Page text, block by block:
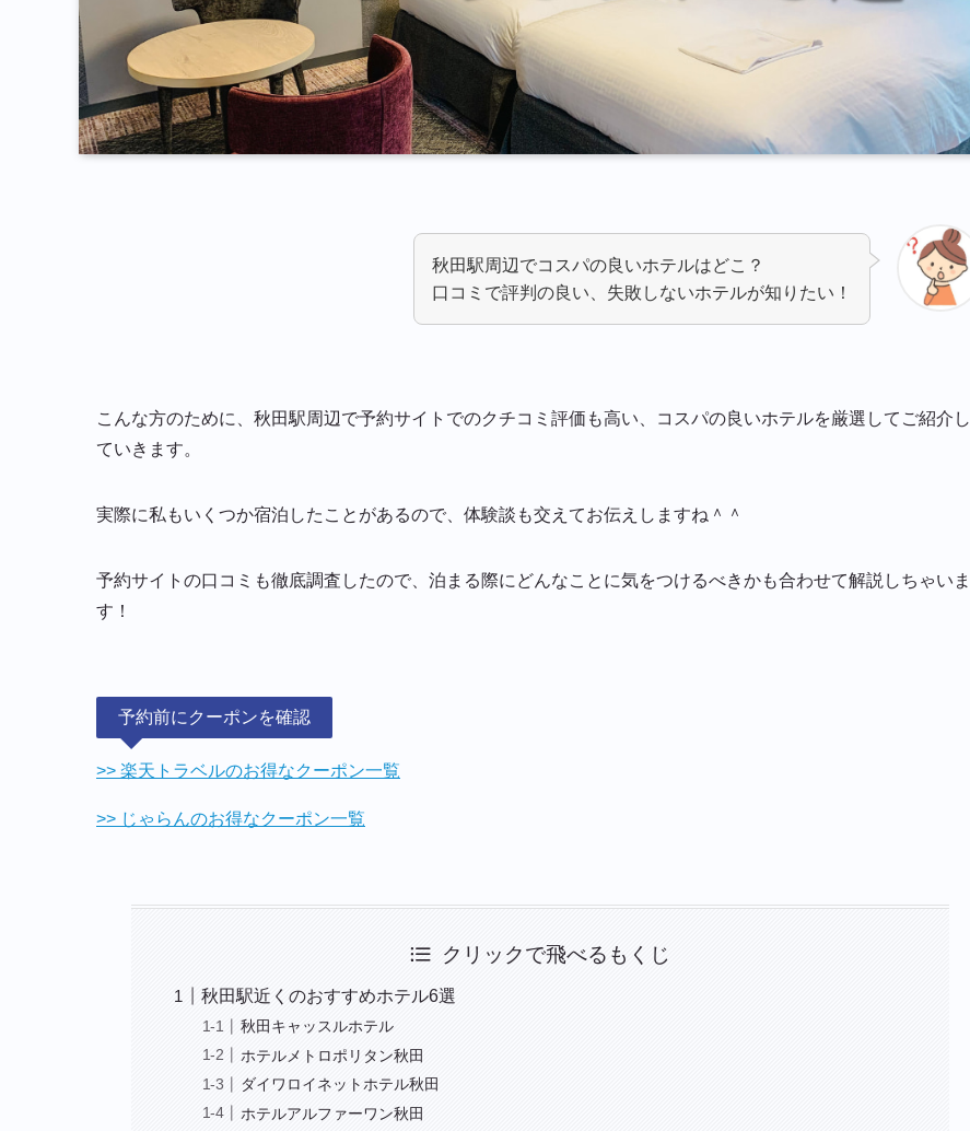
秋田駅周辺でコスパの良いホテルはどこ？
口コミで評判の良い、失敗しないホテルが知りたい！
こんな方のために、秋田駅周辺で予約サイトでのクチコミ評価も高い、コスパの良いホテルを厳選してご紹介し
ていきます。
実際に私もいくつか宿泊したことがあるので、体験談も交えてお伝えしますね＾＾
予約サイトの口コミも徹底調査したので、泊まる際にどんなことに気をつけるべきかも合わせて解説しちゃいま
す！
予約前にクーポンを確認
>> 楽天トラベルのお得なクーポン一覧
>> じゃらんのお得なクーポン一覧
クリックで飛べるもくじ
秋田駅近くのおすすめホテル6選
秋田キャッスルホテル
ホテルメトロポリタン秋田
ダイワロイネットホテル秋田
ホテルアルファーワン秋田